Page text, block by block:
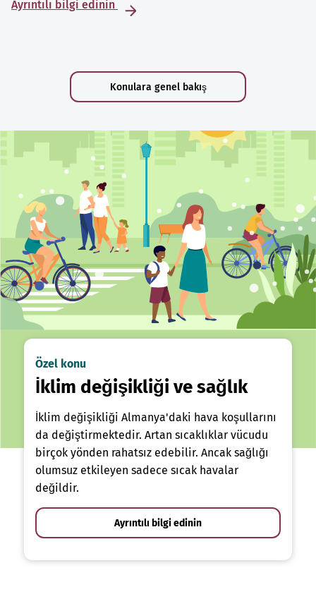
Ayrıntılı bilgi edinin
Konulara genel bakış
Özel konu
İklim değişikliği ve sağlık
İklim değişikliği Almanya'daki hava koşullarını
da değiştirmektedir. Artan sıcaklıklar vücudu
birçok yönden rahatsız edebilir. Ancak sağlığı
olumsuz etkileyen sadece sıcak havalar
değildir.
Ayrıntılı bilgi edinin